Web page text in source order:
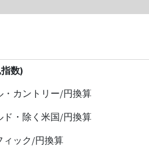
数)
・カントリー/円換算
ド・除く米国/円換算
ィック/円換算